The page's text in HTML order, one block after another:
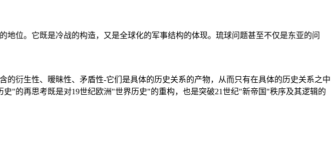
位。它既是冷战的构造，又是全球化的军事结构的体现。琉球问题甚至不仅是东亚的问
衍生性、暧昧性、矛盾性-它们是具体的历史关系的产物，从而只有在具体的历史关系之中
"的再思考既是对19世纪欧洲"世界历史"的重构，也是突破21世纪"新帝国"秩序及其逻辑的